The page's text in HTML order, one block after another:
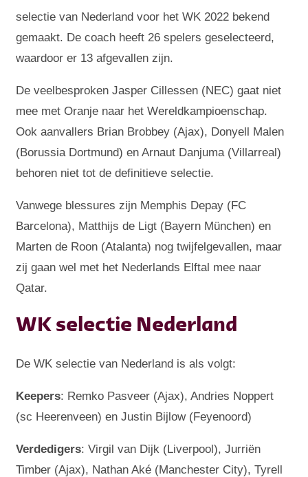
selectie van Nederland voor het WK 2022 bekend
gemaakt. De coach heeft 26 spelers geselecteerd,
waardoor er 13 afgevallen zijn.
De veelbesproken Jasper Cillessen (NEC) gaat niet
mee met Oranje naar het Wereldkampioenschap.
Ook aanvallers Brian Brobbey (Ajax), Donyell Malen
(Borussia Dortmund) en Arnaut Danjuma (Villarreal)
behoren niet tot de definitieve selectie.
Vanwege blessures zijn Memphis Depay (FC
Barcelona), Matthijs de Ligt (Bayern München) en
Marten de Roon (Atalanta) nog twijfelgevallen, maar
zij gaan wel met het Nederlands Elftal mee naar
Qatar.
WK selectie Nederland
De WK selectie van Nederland is als volgt:
Keepers: Remko Pasveer (Ajax), Andries Noppert
(sc Heerenveen) en Justin Bijlow (Feyenoord)
Verdedigers: Virgil van Dijk (Liverpool), Jurriën
Timber (Ajax), Nathan Aké (Manchester City), Tyrell